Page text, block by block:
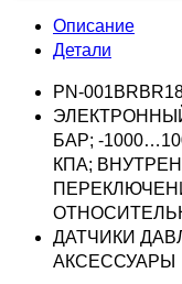
Описание
Детали
PN-
БАР; -
КПА;
ДАТЧИКИ
АКСЕССУАРЫ